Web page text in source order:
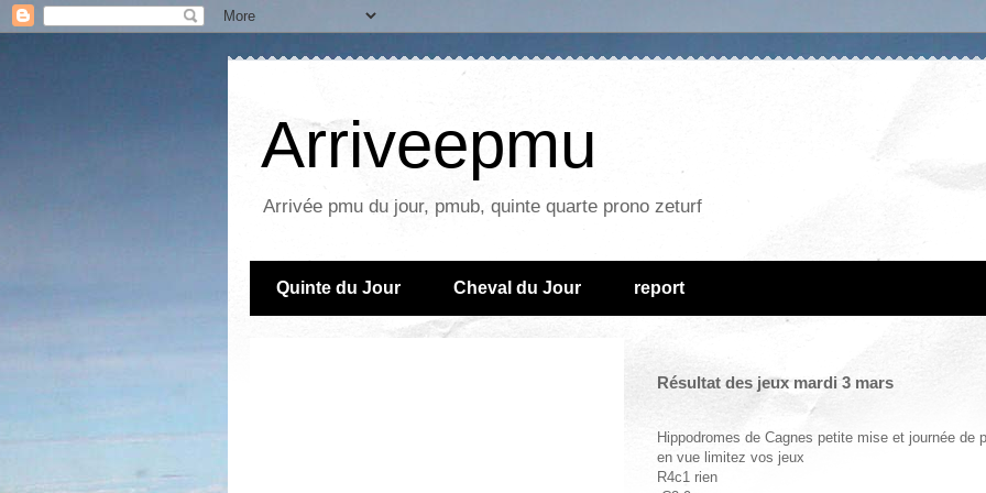
Arriveepmu
Arrivée pmu du jour, pmub, quinte quarte prono zeturf
Quinte du Jour Cheval du Jour report
Résultat des jeux mardi 3 mars
Hippodromes de Cagnes petite mise et journée de
en vue limitez vos jeux
R4c1 rien